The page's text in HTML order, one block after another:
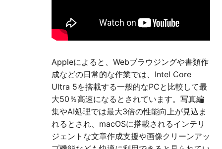
Appleによると、Webブラウジングや書類作
成などの日常的な作業では、Intel Core
Ultra 5を搭載する一般的なPCと比較して最
大50％高速になるとされています。写真編
集やAI処理では最大3倍の性能向上が見込ま
れるとされ、macOSに搭載されるインテリ
ジェントな文章作成支援や画像クリーンアッ